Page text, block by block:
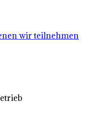
wir teilnehmen